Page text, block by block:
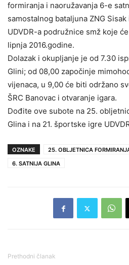
formiranja i naoružavanja 6-e
samostalnog bataljuna ZNG
UDVDR-a podružnice smž koje
lipnja 2016.godine.
Dolazak i okupljanje je od 7.30
Glini; od 08,00 započinje
vijenaca, u 9,00 će biti održano
ŠRC Banovac i otvaranje igara.
Dođite ove subote na 25.
Glina i na 21. športske igre
OZNAKE
25. OBLJETNICA
6. SATNIJA GLINA
Prethodni članak